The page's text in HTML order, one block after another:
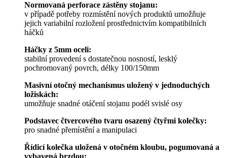
Normovaná perforace zástěny stojanu:
v případě potřeby rozmístění nových produktů umožňuje
jejich variabilní rozložení prostřednictvím kompatibilních
háčků
Háčky z 5mm oceli:
stabilní provedení s dostatečnou nosností, lesklý
pochromovaný povrch, délky 100/150mm
Masivní otočný mechanismus uložený v jednoduchých
ložiskách:
umožňuje snadné otáčení stojanu podél svislé osy
Podstavec čtvercového tvaru osazený čtyřmi kolečky:
pro snadné přemístění a manipulaci
Řídicí kolečka uložená v otočném kloubu, pogumovaná a